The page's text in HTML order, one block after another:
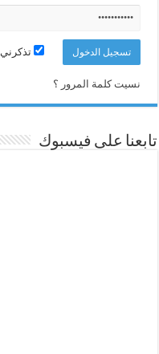
تذكرني
نسيت كلمة المرور ؟
تابعنا على فيسبوك